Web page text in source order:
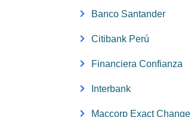
Banco Santander
Citibank Perú
Financiera Confianza
Interbank
Maccorp Exact Change